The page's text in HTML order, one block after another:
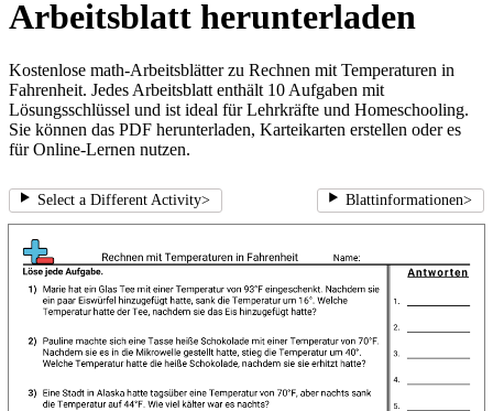
Arbeitsblatt herunterladen
Kostenlose math-Arbeitsblätter zu Rechnen mit Temperaturen in
Fahrenheit. Jedes Arbeitsblatt enthält 10 Aufgaben mit
Lösungsschlüssel und ist ideal für Lehrkräfte und Homeschooling.
Sie können das PDF herunterladen, Karteikarten erstellen oder es
für Online-Lernen nutzen.
Select a Different Activity> Blattinformationen>